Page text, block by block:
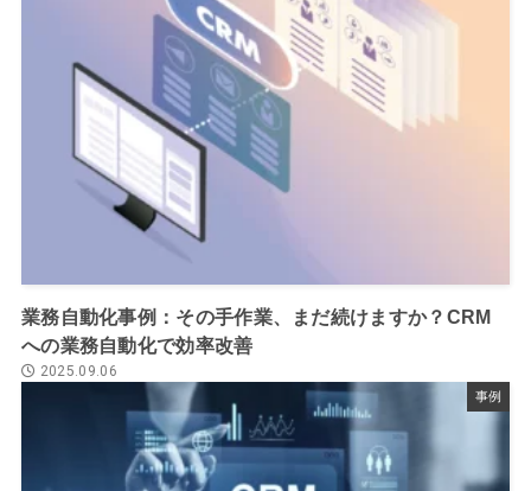
業務自動化事例：その手作業、まだ続けますか？CRM
への業務自動化で効率改善
2025.09.06
事例